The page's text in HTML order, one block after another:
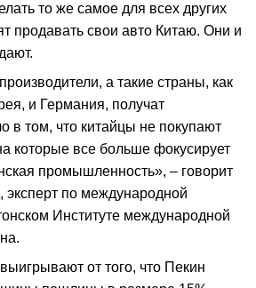
то же самое для всех других
продавать свои авто Китаю. Они и
а такие страны, как
и Германия, получат
в том, что китайцы не покупают
которые все больше фокусирует
промышленность», – говорит
эксперт по международной
Институте международной
от того, что Пекин